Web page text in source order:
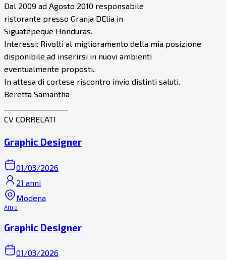
Dal 2009 ad Agosto 2010 responsabile
ristorante presso Granja DElia in
Siguatepeque Honduras.
Interessi: Rivolti al miglioramento della mia posizione
disponibile ad inserirsi in nuovi ambienti
eventualmente proposti.
In attesa di cortese riscontro invio distinti saluti.
Beretta Samantha
CV CORRELATI
Graphic Designer
01/03/2026
21 anni
Modena
Altro
Graphic Designer
01/03/2026